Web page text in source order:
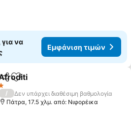
να
Εμφάνιση τιμών
Προσθήκη στα αγαπημένα
Αστέρια
/
Δεν υπάρχει διαθέσιμη βαθμολογία
Πάτρα, 17.5 χλμ. από: Νιφορέικα